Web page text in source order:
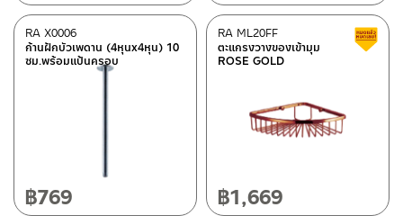
ก้านฝักบัวเพดาน (4หุนx4หุน) 10
ซม.พร้อมแป้นครอบ
RA X0006
฿769
ตะแกรงวางของเข้ามุม
ROSE GOLD
RA ML20FF
฿1,669